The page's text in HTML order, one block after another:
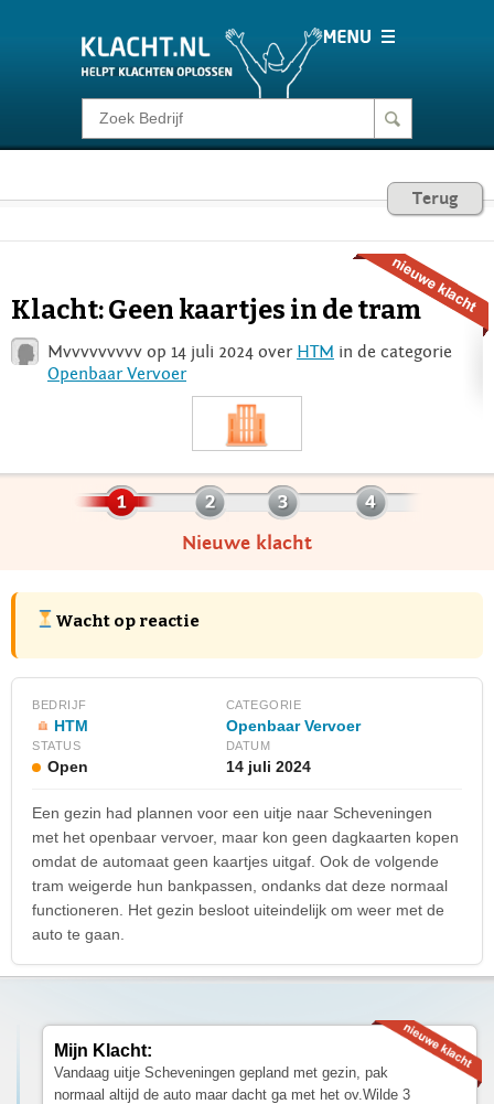
Klacht melden
Consumentenrecht Terug
Klacht: Geen kaartjes in de tram
Mvvvvvvvvv op 14 juli 2024 over HTM in de categorie
Openbaar Vervoer
Nieuwe klacht
Wacht op reactie
BEDRIJF
HTM
CATEGORIE
Openbaar Vervoer
STATUS
Open
DATUM
14 juli 2024
Een gezin had plannen voor een uitje naar Scheveningen
met het openbaar vervoer, maar kon geen dagkaarten kopen
omdat de automaat geen kaartjes uitgaf. Ook de volgende
tram weigerde hun bankpassen, ondanks dat deze normaal
functioneren. Het gezin besloot uiteindelijk om weer met de
auto te gaan.
Mijn Klacht:
Vandaag uitje Scheveningen gepland met gezin, pak
normaal altijd de auto maar dacht ga met het ov.Wilde 3